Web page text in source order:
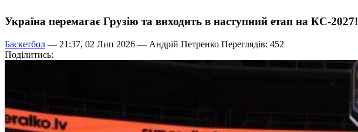
Україна перемагає Грузію та виходить в наступний етап на КС-2027!
Баскетбол — 21:37, 02 Лип 2026 — Андрій Петренко Переглядів: 452
Поділитись: